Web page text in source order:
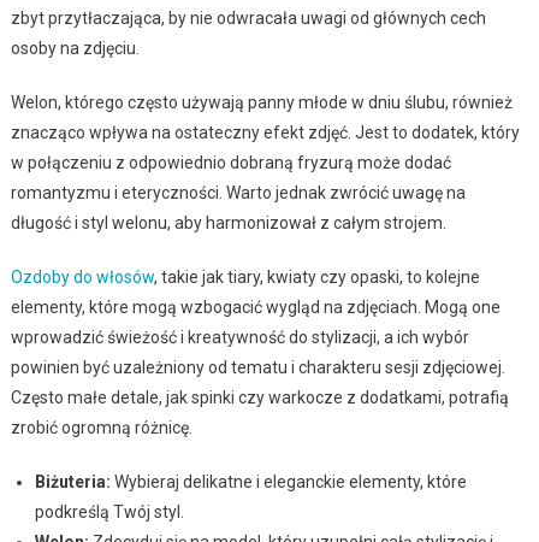
zbyt przytłaczająca, by nie odwracała uwagi od głównych cech
osoby na zdjęciu.
Welon, którego często używają panny młode w dniu ślubu, również
znacząco wpływa na ostateczny efekt zdjęć. Jest to dodatek, który
w połączeniu z odpowiednio dobraną fryzurą może dodać
romantyzmu i eteryczności. Warto jednak zwrócić uwagę na
długość i styl welonu, aby harmonizował z całym strojem.
Ozdoby do włosów, takie jak tiary, kwiaty czy opaski, to kolejne
elementy, które mogą wzbogacić wygląd na zdjęciach. Mogą one
wprowadzić świeżość i kreatywność do stylizacji, a ich wybór
powinien być uzależniony od tematu i charakteru sesji zdjęciowej.
Często małe detale, jak spinki czy warkocze z dodatkami, potrafią
zrobić ogromną różnicę.
Biżuteria: Wybieraj delikatne i eleganckie elementy, które
podkreślą Twój styl.